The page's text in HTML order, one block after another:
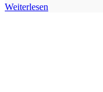
Weiterlesen